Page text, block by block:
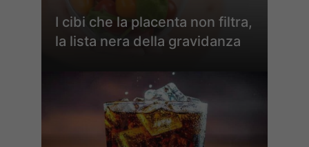
I cibi che la placenta non filtra,
la lista nera della gravidanza